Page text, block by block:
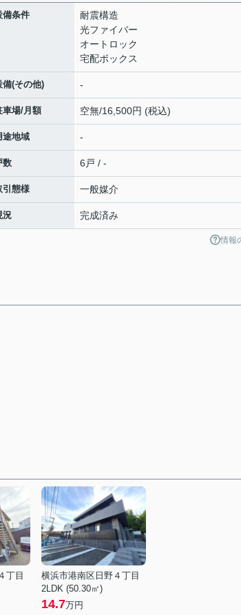
備条件
耐震構造
光ファイバー
オートロック
宅配ボックス
備(その他) -
車場/月額 空無/16,500円 (税込)
途地域 -
数 6戸 / -
引態様 一般媒介
況 完成済み
情報
丁目
横浜市港南区日野４丁目
2LDK (50.30㎡)
14.7万円